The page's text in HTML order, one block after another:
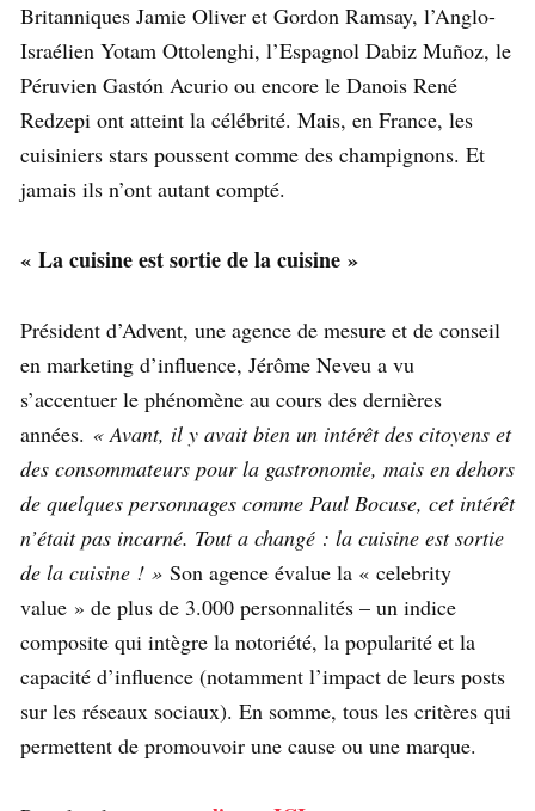
Britanniques Jamie Oliver et Gordon Ramsay, l’Anglo-
Israélien Yotam Ottolenghi, l’Espagnol Dabiz Muñoz, le
Péruvien Gastón Acurio ou encore le Danois René
Redzepi ont atteint la célébrité. Mais, en France, les
cuisiniers stars poussent comme des champignons. Et
jamais ils n’ont autant compté.
« La cuisine est sortie de la cuisine »
Président d’Advent, une agence de mesure et de conseil
en marketing d’influence, Jérôme Neveu a vu
s’accentuer le phénomène au cours des dernières
années. « Avant, il y avait bien un intérêt des citoyens et
des consommateurs pour la gastronomie, mais en dehors
de quelques personnages comme Paul Bocuse, cet intérêt
n’était pas incarné. Tout a changé : la cuisine est sortie
de la cuisine ! » Son agence évalue la « celebrity
value » de plus de 3.000 personnalités – un indice
composite qui intègre la notoriété, la popularité et la
capacité d’influence (notamment l’impact de leurs posts
sur les réseaux sociaux). En somme, tous les critères qui
permettent de promouvoir une cause ou une marque.